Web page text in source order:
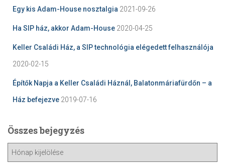
Egy kis Adam-House nosztalgia 2021-09-26
Ha SIP ház, akkor Adam-House 2020-04-25
Keller Családi Ház, a SIP technológia elégedett felhasználója
2020-02-15
Építők Napja a Keller Családi Háznál, Balatonmáriafürdőn – a
Ház befejezve 2019-07-16
Összes bejegyzés